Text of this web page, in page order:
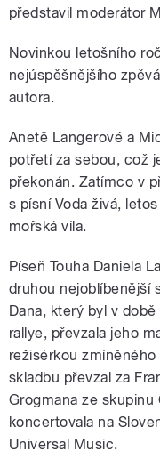
představil moderátor
Novinkou letošního
nejúspěšnějšího
autora.
Anetě Langerové a
potřetí za sebou, což
překonán. Zatímco v
s písní Voda živá,
mořská víla.
Píseň Touha Daniela
druhou nejoblíbenější
Dana, který byl v
rallye, převzala jeho
režisérkou
skladbu převzal za
Grogmana ze skupinu
koncertovala na
Universal Music.